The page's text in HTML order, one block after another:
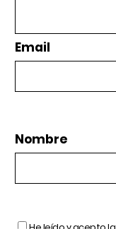
Email
Nombre